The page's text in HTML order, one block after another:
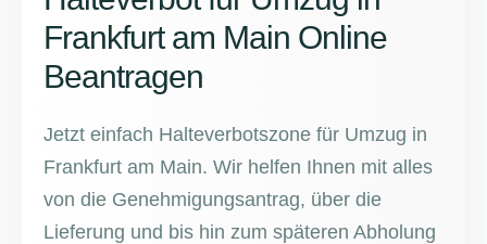
Frankfurt am Main Online
Beantragen
Jetzt einfach Halteverbotszone für Umzug in
Frankfurt am Main. Wir helfen Ihnen mit alles
von die Genehmigungsantrag, über die
Lieferung und bis hin zum späteren Abholung